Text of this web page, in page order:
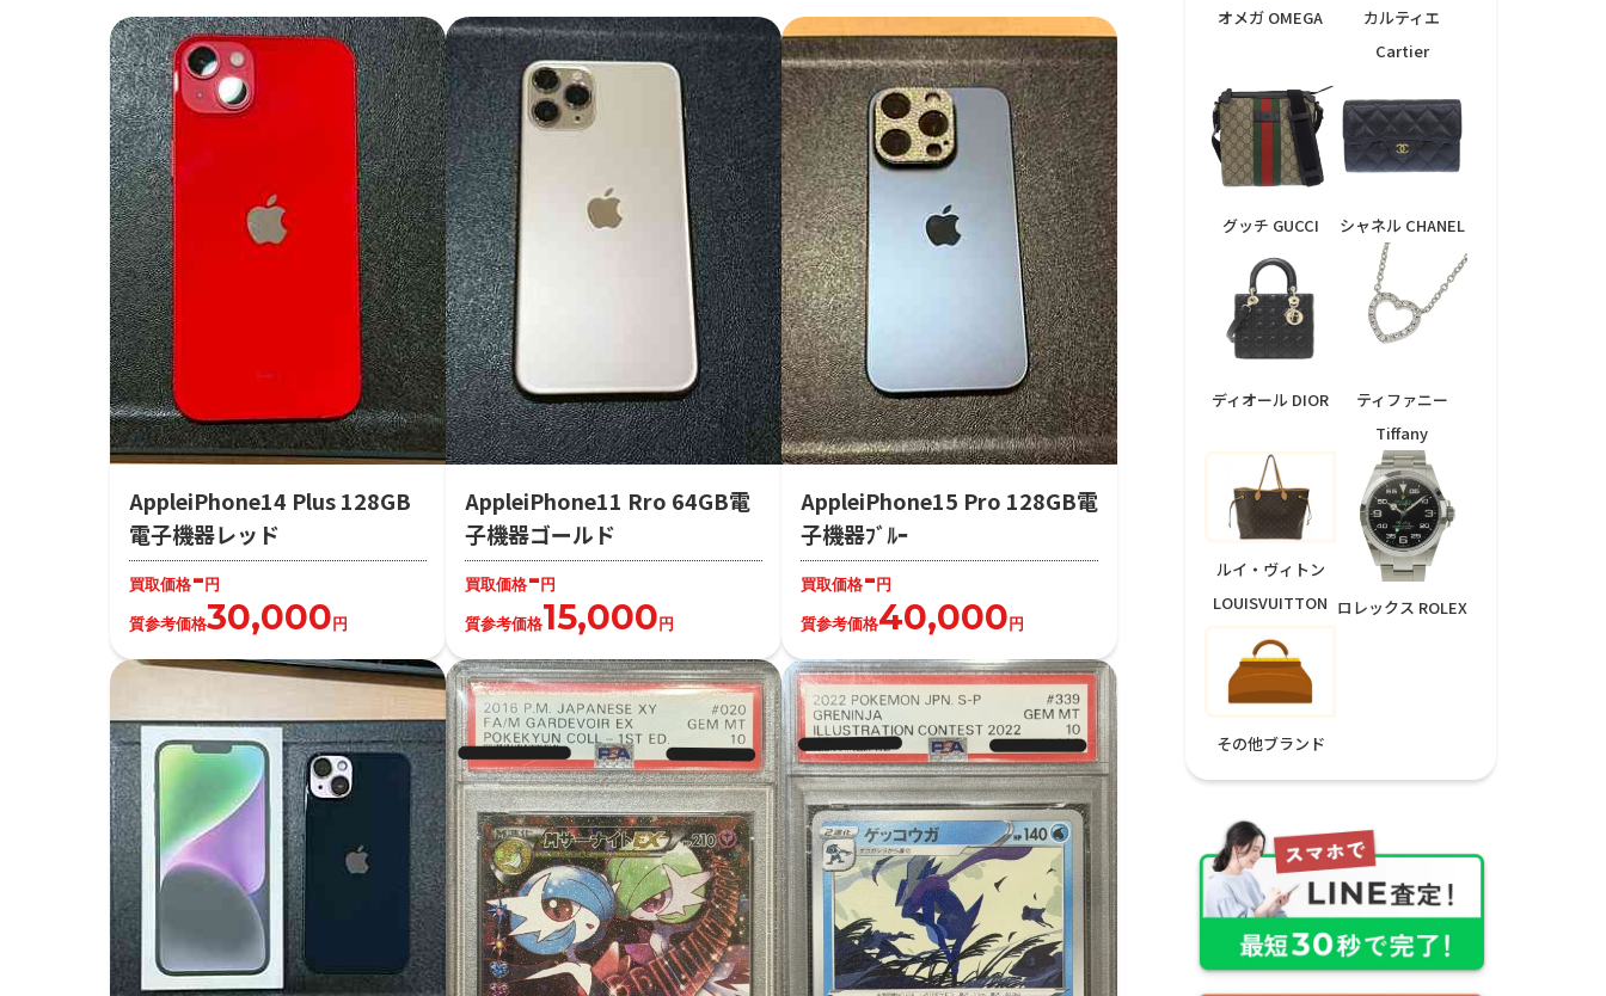
AppleiPhone14 Plus 128GB
電子機器レッド
買取価格-円
質参考価格30,000円
AppleiPhone11 Rro 64GB電
子機器ゴールド
買取価格-円
質参考価格15,000円
AppleiPhone15 Pro 128GB電
子機器ﾌﾞﾙｰ
買取価格-円
質参考価格40,000円
オメガ OMEGA
カルティエ
Cartier
グッチ GUCCI シャネル CHANEL
ディオール DIOR
ティファニー
Tiffany
ルイ・ヴィトン
LOUISVUITTON ロレックス ROLEX
その他ブランド